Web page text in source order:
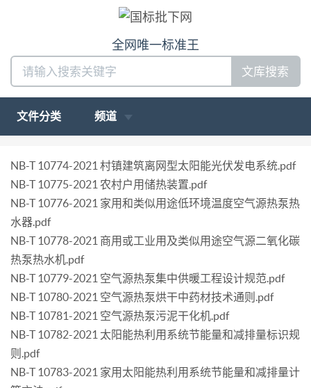
全网唯一标准王
文库搜索
文件分类 频道
NB-T 10774-2021 村镇建筑离网型太阳能光伏发电系统.pdf
NB-T 10775-2021 农村户用储热装置.pdf
NB-T 10776-2021 家用和类似用途低环境温度空气源热泵热
水器.pdf
NB-T 10778-2021 商用或工业用及类似用途空气源二氧化碳
热泵热水机.pdf
NB-T 10779-2021 空气源热泵集中供暖工程设计规范.pdf
NB-T 10780-2021 空气源热泵烘干中药材技术通则.pdf
NB-T 10781-2021 空气源热泵污泥干化机.pdf
NB-T 10782-2021 太阳能热利用系统节能量和减排量标识规
则.pdf
NB-T 10783-2021 家用太阳能热利用系统节能量和减排量计